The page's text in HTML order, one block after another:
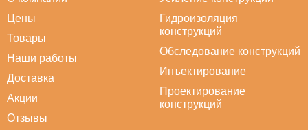
Цены
Товары
Наши работы
Доставка
Акции
Отзывы
Гидроизоляция
конструкций
Обследование конструкций
Инъектирование
Проектирование
конструкций